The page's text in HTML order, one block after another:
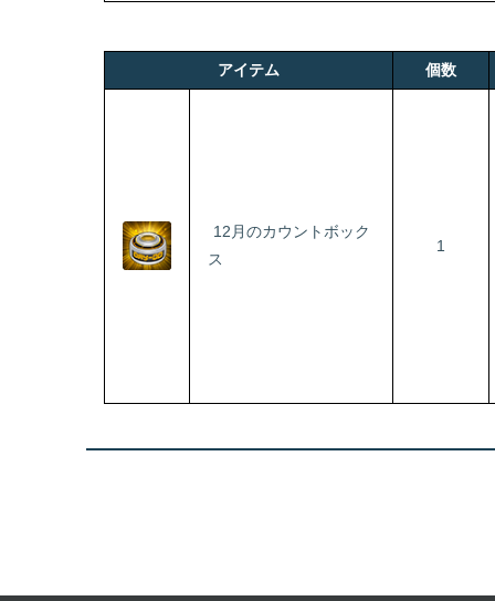
アイテム 個数
12月のカウントボック
ス
1